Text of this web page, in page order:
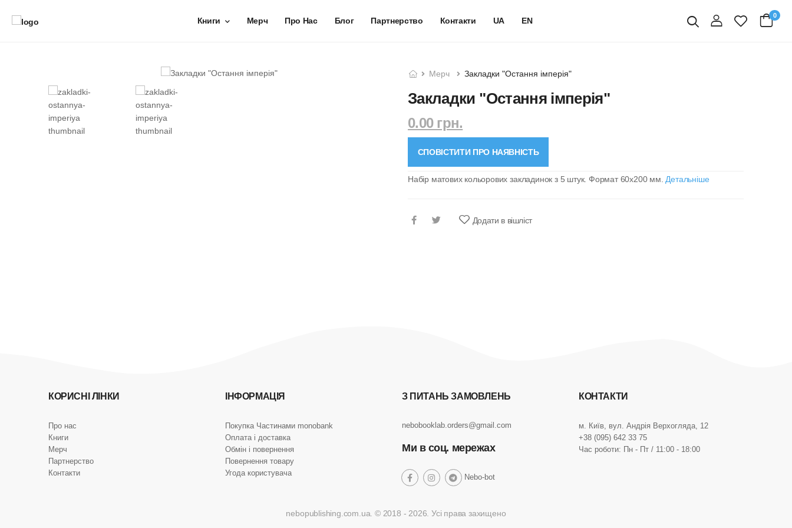
Книги Мерч Про Нас Блог Партнерство Контакти UA EN
Пошуквхід
0
Мерч Закладки "Остання імперія"
Закладки "Остання імперія"
0.00 грн.
СПОВІСТИТИ ПРО НАЯВНІСТЬ
Набір матових кольорових закладинок з 5 штук. Формат 60х200 мм. Детальніше
Додати в вішліст
КОРИСНІ ЛІНКИ
Про нас
Книги
Мерч
Партнерство
Контакти
ІНФОРМАЦІЯ
Покупка Частинами monobank
Оплата і доставка
Обмін і повернення
Повернення товару
Угода користувача
З ПИТАНЬ ЗАМОВЛЕНЬ
nebobooklab.orders@gmail.com
Ми в соц. мережах
social social socialNebo-botsocial
КОНТАКТИ
м. Київ, вул. Андрія Верхогляда, 12
+38 (095) 642 33 75
Час роботи: Пн - Пт / 11:00 - 18:00
nebopublishing.com.ua. © 2018 - 2026. Усі права захищено